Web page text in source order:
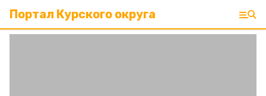
Портал Курского округа